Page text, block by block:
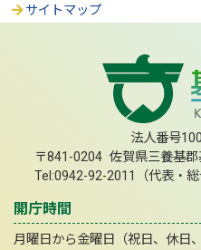
サイトマップ
法人番号
〒841-0204 佐賀県三養基
Tel:0942-92-2011（代表・
開庁時間
月曜日から金曜日（祝日、休日